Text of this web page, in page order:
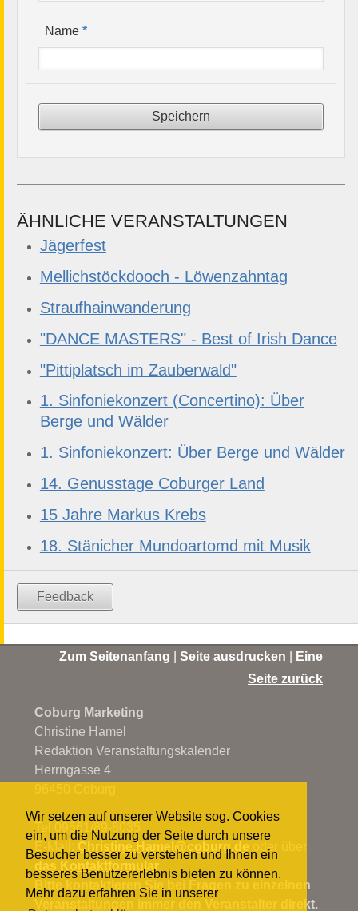
Wir setzen auf unserer Website sog. Cookies
ein, um die Nutzung der Seite durch unsere
Besucher besser zu verstehen und Ihnen ein
besseres Benutzererlebnis bieten zu können.
Mehr dazu erfahren Sie in unserer
Name*
ÄHNLICHE VERANSTALTUNGEN
Jägerfest
Mellichstöckdooch - Löwenzahntag
Straufhainwanderung
"DANCE MASTERS" - Best of Irish Dance
"Pittiplatsch im Zauberwald"
1. Sinfoniekonzert (Concertino): Über
Berge und Wälder
1. Sinfoniekonzert: Über Berge und Wälder
14. Genusstage Coburger Land
15 Jahre Markus Krebs
18. Stänicher Mundoartomd mit Musik
Feedback
Zum Seitenanfang |Seite ausdrucken
Eine
Seite zurück
Coburg Marketing
Christine Hamel
Redaktion Veranstaltungskalender
Herrngasse 4
Tel 09561/89-8035
E-Mail: Christine.Hamel@coburg.de oder über
das Kontaktformular
Bitte kontaktieren Sie bei Fragen zu einzelnen
Veranstaltungen immer den Veranstalter direkt.